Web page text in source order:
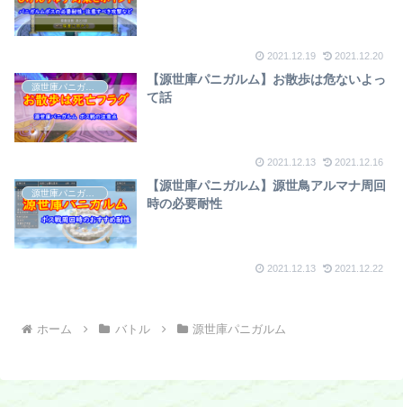
2021.12.19 2021.12.20
【源世庫パニガルム】お散歩は危ないよっ
て話
2021.12.13 2021.12.16
【源世庫パニガルム】源世鳥アルマナ周回
時の必要耐性
2021.12.13 2021.12.22
ホーム バトル 源世庫パニガルム